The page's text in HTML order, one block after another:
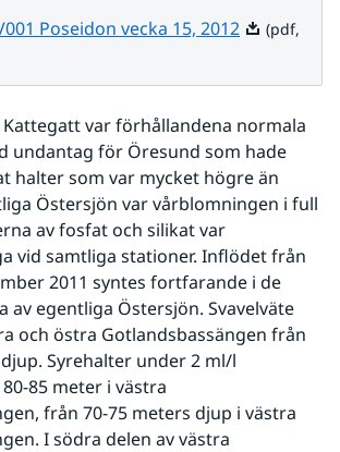
Poseidon vecka 15, 2012 Pdf, 5.3 MB.
(pdf,
var förhållandena normala
undantag för Öresund som hade
halter som var mycket högre än
Östersjön var vårblomningen i full
av fosfat och silikat var
vid samtliga stationer. Inflödet från
2011 syntes fortfarande i de
av egentliga Östersjön. Svavelväte
och östra Gotlandsbassängen från
Syrehalter under 2 ml/l
85 meter i västra
från 70-75 meters djup i västra
I södra delen av västra